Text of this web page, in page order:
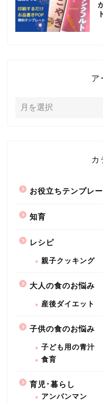
ア
カ
お役立ちテンプレー
知育
レシピ
親子クッキング
大人の食のお悩み
産後ダイエット
子供の食のお悩み
子ども用の青汁
食育
育児･暮らし
アンパンマン